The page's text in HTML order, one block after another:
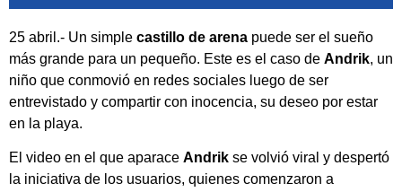
25 abril.- Un simple castillo de arena puede ser el sueño
más grande para un pequeño. Este es el caso de Andrik, un
niño que conmovió en redes sociales luego de ser
entrevistado y compartir con inocencia, su deseo por estar
en la playa.
El video en el que aparace Andrik se volvió viral y despertó
la iniciativa de los usuarios, quienes comenzaron a